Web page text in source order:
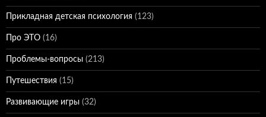
Прикладная детская психология (123)
Про ЭТО (16)
Проблемы-вопросы (213)
Путешествия (15)
Развивающие игры (32)